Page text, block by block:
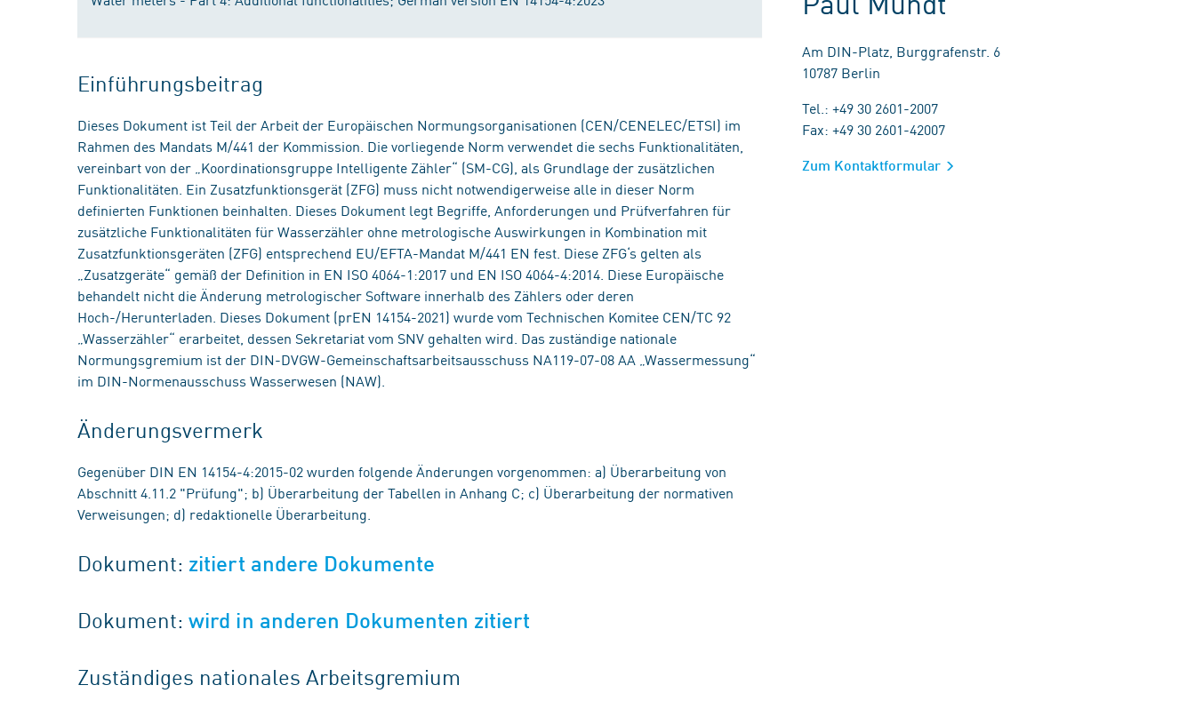
Einführungsbeitrag
Dieses Dokument ist Teil der Arbeit der Europäischen Normungsorganisationen (CEN/CENELEC/ETSI) im
Rahmen des Mandats M/441 der Kommission. Die vorliegende Norm verwendet die sechs Funktionalitäten,
vereinbart von der „Koordinationsgruppe Intelligente Zähler“ (SM-CG), als Grundlage der zusätzlichen
Funktionalitäten. Ein Zusatzfunktionsgerät (ZFG) muss nicht notwendigerweise alle in dieser Norm
definierten Funktionen beinhalten. Dieses Dokument legt Begriffe, Anforderungen und Prüfverfahren für
zusätzliche Funktionalitäten für Wasserzähler ohne metrologische Auswirkungen in Kombination mit
Zusatzfunktionsgeräten (ZFG) entsprechend EU/EFTA-Mandat M/441 EN fest. Diese ZFG‘s gelten als
„Zusatzgeräte“ gemäß der Definition in EN ISO 4064-1:2017 und EN ISO 4064-4:2014. Diese Europäische
behandelt nicht die Änderung metrologischer Software innerhalb des Zählers oder deren
Hoch-/Herunterladen. Dieses Dokument (prEN 14154-2021) wurde vom Technischen Komitee CEN/TC 92
„Wasserzähler“ erarbeitet, dessen Sekretariat vom SNV gehalten wird. Das zuständige nationale
Normungsgremium ist der DIN-DVGW-Gemeinschaftsarbeitsausschuss NA119-07-08 AA „Wassermessung“
im DIN-Normenausschuss Wasserwesen (NAW).
Änderungsvermerk
Gegenüber DIN EN 14154-4:2015-02 wurden folgende Änderungen vorgenommen: a) Überarbeitung von
Abschnitt 4.11.2 "Prüfung"; b) Überarbeitung der Tabellen in Anhang C; c) Überarbeitung der normativen
Verweisungen; d) redaktionelle Überarbeitung.
Dokument: zitiert andere Dokumente
Dokument:wird in anderen Dokumenten zitiert
Zuständiges nationales Arbeitsgremium
Am DIN-Platz, Burggrafenstr. 6
10787 Berlin
Tel.: +49 30 2601-2007
Fax: +49 30 2601-42007
Zum Kontaktformular